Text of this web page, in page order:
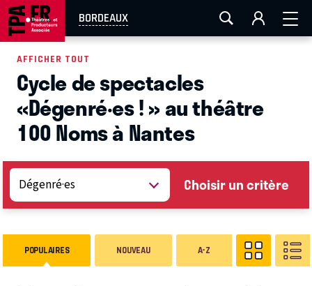
BORDEAUX
AIX-MARSEILLE AURAY LA ROCHELLE
EN TOURNÉE
AFFICHER TOUT
Cycle de spectacles
«Dégenré·es ! » au théâtre
100 Noms à Nantes
Choisir un critère
POPULAIRES NOUVEAU A-Z